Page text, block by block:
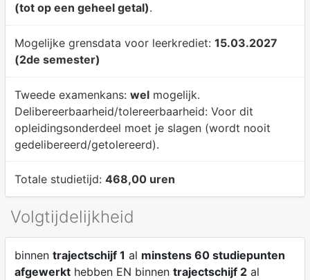
(tot op een geheel getal).
Mogelijke grensdata voor leerkrediet: 15.03.2027
(2de semester)
Tweede examenkans: welmogelijk.
Delibereerbaarheid/tolereerbaarheid: Voor dit
opleidingsonderdeel moet je slagen (wordt nooit
gedelibereerd/getolereerd).
Totale studietijd: 468,00 uren
Volgtijdelijkheid
binnen trajectschijf 1 al minstens 60 studiepunten
afgewerkthebben EN binnen trajectschijf 2al